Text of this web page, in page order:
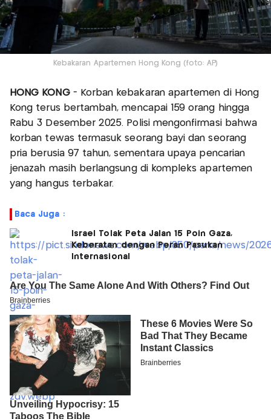
Kebakaran Apartemen Hong Kong (foto: AP)
HONG KONG- Korban kebakaran apartemen di Hong
Kong terus bertambah, mencapai 159 orang hingga
Rabu 3 Desember 2025. Polisi mengonfirmasi bahwa
korban tewas termasuk seorang bayi dan seorang
pria berusia 97 tahun, sementara upaya pencarian
jenazah masih berlangsung di kompleks apartemen
yang hangus terbakar.
Baca Juga :
Israel Tolak Peta Jalan 15 Poin Gaza,
Keberatan dengan Peran Pasukan
Internasional